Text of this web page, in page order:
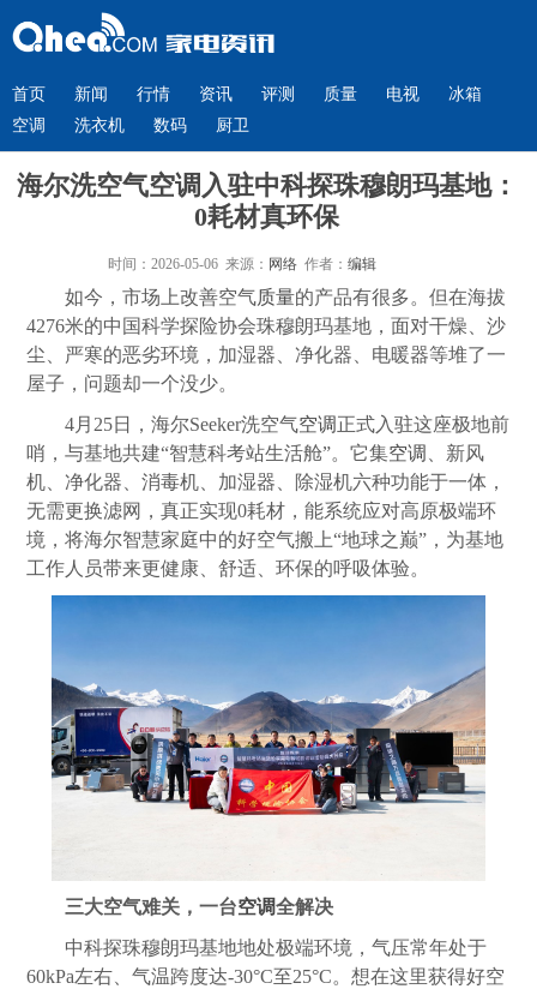
首页 新闻 行情 资讯 评测 质量 电视
冰箱
空调
洗衣机 数码 厨卫
海尔洗空气空调入驻中科探珠穆朗玛基地：
0耗材真环保
时间：2026-05-06 来源： 网络作者： 编辑
如今，市场上改善空气质量的产品有很多。但在海拔
4276米的中国科学探险协会珠穆朗玛基地，面对干燥、沙
尘、严寒的恶劣环境，加湿器、净化器、电暖器等堆了一
屋子，问题却一个没少。
4月25日，海尔Seeker洗空气空调正式入驻这座极地前
哨，与基地共建“智慧科考站生活舱”。它集空调
、新风
机、净化器、消毒机、加湿器、除湿机六种功能于一体，
无需更换滤网，真正实现0耗材，能系统应对高原极端环
境，将海尔智慧家庭中的好空气搬上“地球之巅”，为基地
工作人员带来更健康、舒适、环保的呼吸体验。
三大空气难关，一台空调全解决
中科探珠穆朗玛基地地处极端环境，气压常年处于
60kPa左右、气温跨度达-30°C至25°C。想在这里获得好空